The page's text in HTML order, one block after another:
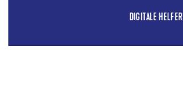
DIGITALE HELFER